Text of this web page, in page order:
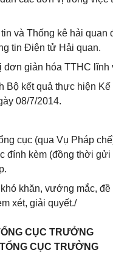
và Thống kê hải quan
tin Điện tử Hải quan.
đơn giản hóa TTHC lĩnh
Bộ kết quả thực hiện
08/7/2014.
cục (qua Vụ Pháp
đính kèm (đồng thời
khăn, vướng mắc,
xét, giải quyết./
CỤC TRƯỞNG
CỤC TRƯỞNG